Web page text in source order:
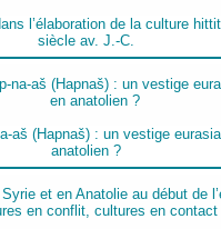
l’élaboration de la culture
siècle av. J.-C.
aš (Hapnaš) : un vestige
anatolien ?